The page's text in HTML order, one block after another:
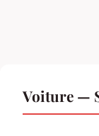
Voiture —